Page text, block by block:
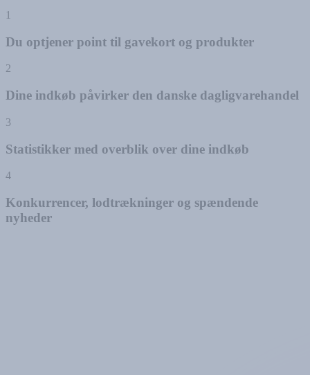
1
Du optjener point til gavekort og produkter
2
Dine indkøb påvirker den danske dagligvarehandel
3
Statistikker med overblik over dine indkøb
4
Konkurrencer, lodtrækninger og spændende
nyheder